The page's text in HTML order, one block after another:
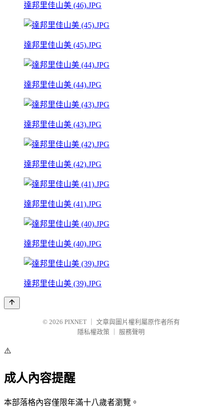
達邦里佳山美 (46).JPG
達邦里佳山美 (45).JPG
達邦里佳山美 (44).JPG
達邦里佳山美 (43).JPG
達邦里佳山美 (42).JPG
達邦里佳山美 (41).JPG
達邦里佳山美 (40).JPG
達邦里佳山美 (39).JPG
© 2026 PIXNET
文章與圖片權利屬原作者所有
隱私權政策
服務聲明
⚠️
成人內容提醒
本部落格內容僅限年滿十八歲者瀏覽。